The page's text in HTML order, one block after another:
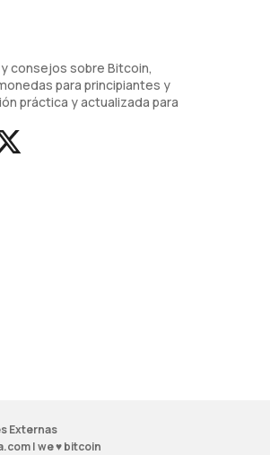
consejos sobre Bitcoin,
para principiantes y
práctica y actualizada para
Externas
| we ♥ bitcoin